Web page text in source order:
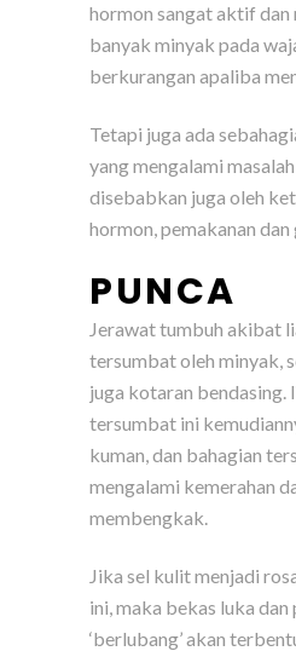
hormon sangat aktif
banyak minyak pada
berkurangan apaliba
Tetapi juga ada
yang mengalami
disebabkan juga oleh
hormon, pemakanan dan
PUNCA
Jerawat tumbuh akibat
tersumbat oleh minyak,
juga kotaran bendasing.
tersumbat ini
kuman, dan bahagian
mengalami kemerahan
membengkak.
Jika sel kulit menjadi
ini, maka bekas luka dan
‘berlubang’ akan